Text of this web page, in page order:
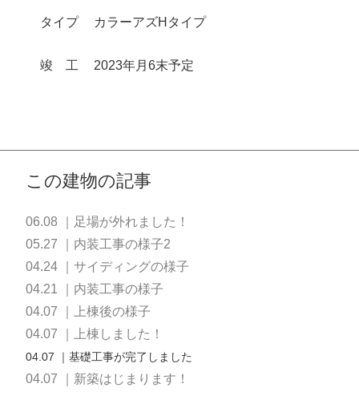
タイプ カラーアズHタイプ
竣 工 2023年月6末予定
この建物の記事
06.08 ｜足場が外れました！
05.27 ｜内装工事の様子2
04.24 ｜サイディングの様子
04.21 ｜内装工事の様子
04.07 ｜上棟後の様子
04.07 ｜上棟しました！
04.07 ｜基礎工事が完了しました
04.07 ｜新築はじまります！